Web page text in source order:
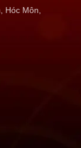
Hóc Môn,